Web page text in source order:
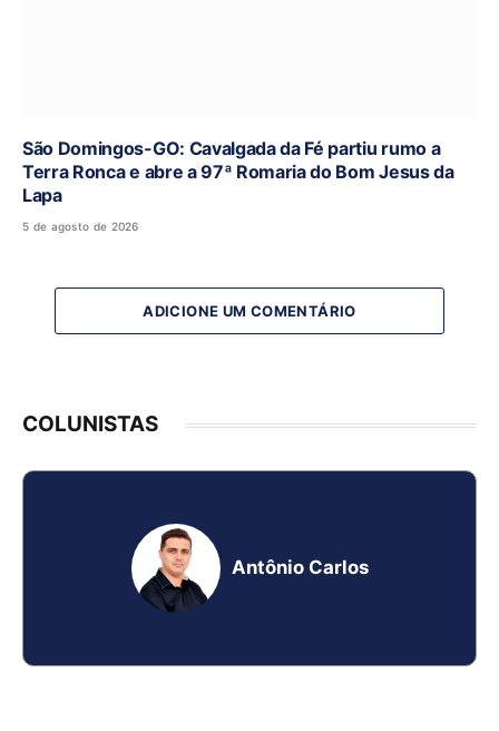
São Domingos-GO: Cavalgada da Fé partiu rumo a
Terra Ronca e abre a 97ª Romaria do Bom Jesus da
Lapa
5 de agosto de 2026
ADICIONE UM COMENTÁRIO
COLUNISTAS
Antônio Carlos